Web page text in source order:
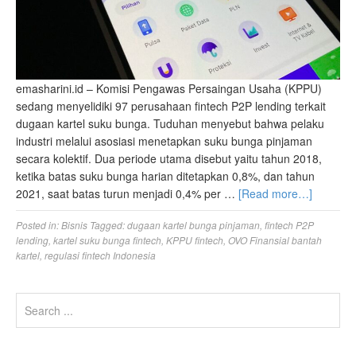
emasharini.id – Komisi Pengawas Persaingan Usaha (KPPU)
sedang menyelidiki 97 perusahaan fintech P2P lending terkait
dugaan kartel suku bunga. Tuduhan menyebut bahwa pelaku
industri melalui asosiasi menetapkan suku bunga pinjaman
secara kolektif. Dua periode utama disebut yaitu tahun 2018,
ketika batas suku bunga harian ditetapkan 0,8%, dan tahun
2021, saat batas turun menjadi 0,4% per … [Read more…]
Posted in:Bisnis Tagged:dugaan kartel bunga pinjaman fintech P2P
lending kartel suku bunga fintech KPPU fintech OVO Finansial bantah
kartel regulasi fintech Indonesia